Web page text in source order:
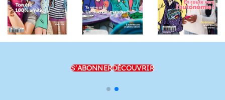
S'ABONNERDÉCOUVRIR